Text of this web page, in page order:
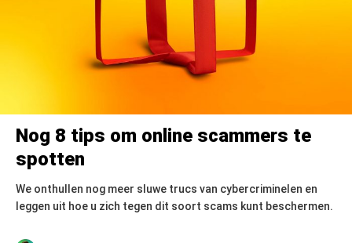
Nog 8 tips om online scammers te
spotten
We onthullen nog meer sluwe trucs van cybercriminelen en
leggen uit hoe u zich tegen dit soort scams kunt beschermen.